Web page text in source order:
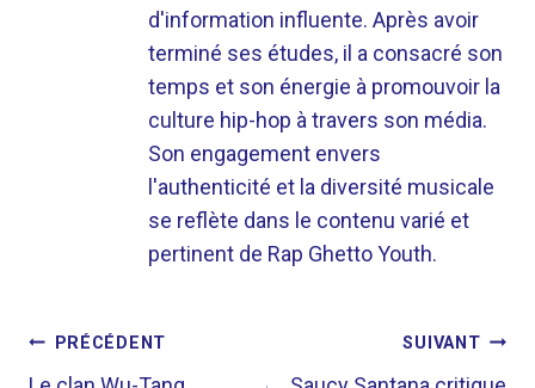
d'information influente. Après avoir
terminé ses études, il a consacré son
temps et son énergie à promouvoir la
culture hip-hop à travers son média.
Son engagement envers
l'authenticité et la diversité musicale
se reflète dans le contenu varié et
pertinent de Rap Ghetto Youth.
NAVIGATION
PRÉCÉDENT SUIVANT